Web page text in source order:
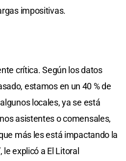
impositivas.
crítica. Según los datos
estamos en un 40 % de
locales, ya se está
asistentes o comensales,
más les está impactando la
le explicó a El Litoral